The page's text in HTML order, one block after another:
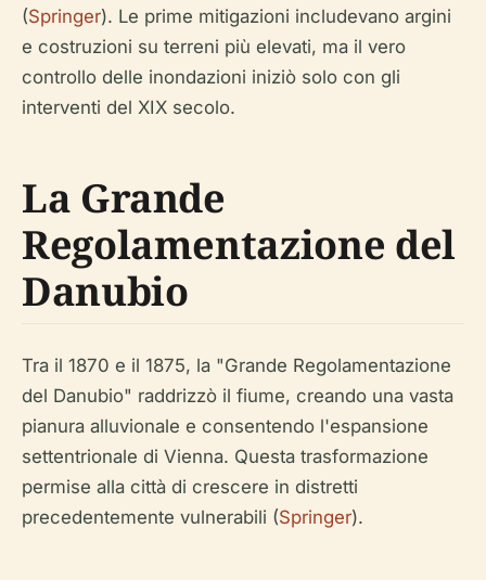
(Springer). Le prime mitigazioni includevano argini
e costruzioni su terreni più elevati, ma il vero
controllo delle inondazioni iniziò solo con gli
interventi del XIX secolo.
La Grande
Regolamentazione del
Danubio
Tra il 1870 e il 1875, la "Grande Regolamentazione
del Danubio" raddrizzò il fiume, creando una vasta
pianura alluvionale e consentendo l'espansione
settentrionale di Vienna. Questa trasformazione
permise alla città di crescere in distretti
precedentemente vulnerabili (Springer).